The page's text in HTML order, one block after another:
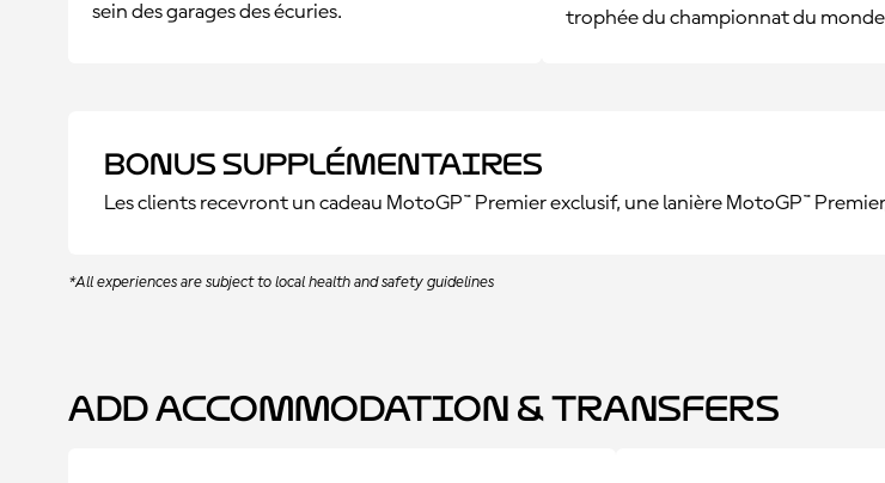
sein des garages des écuries.
trophée du championnat du monde
Bonus supplémentaires
Les clients recevront un cadeau MotoGP™ Premier exclusif, une lanière MotoGP™
*All experiences are subject to local health and safety guidelines
Add Accommodation & Transfers